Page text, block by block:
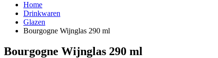
Home
Drinkwaren
Glazen
Bourgogne Wijnglas 290 ml
Bourgogne Wijnglas 290 ml